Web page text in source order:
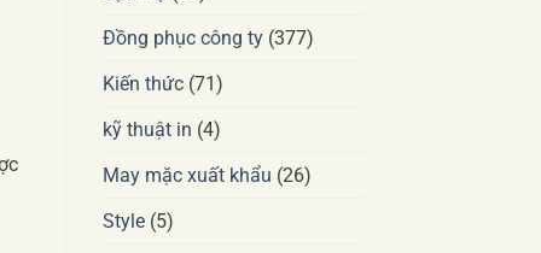
Đồng phục công ty(377)
Kiến thức(71)
kỹ thuật in (4)
May mặc xuất khẩu (26)
Style(5)